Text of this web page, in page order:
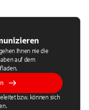
Ihnen nie die
auf dem
bzw. können sich